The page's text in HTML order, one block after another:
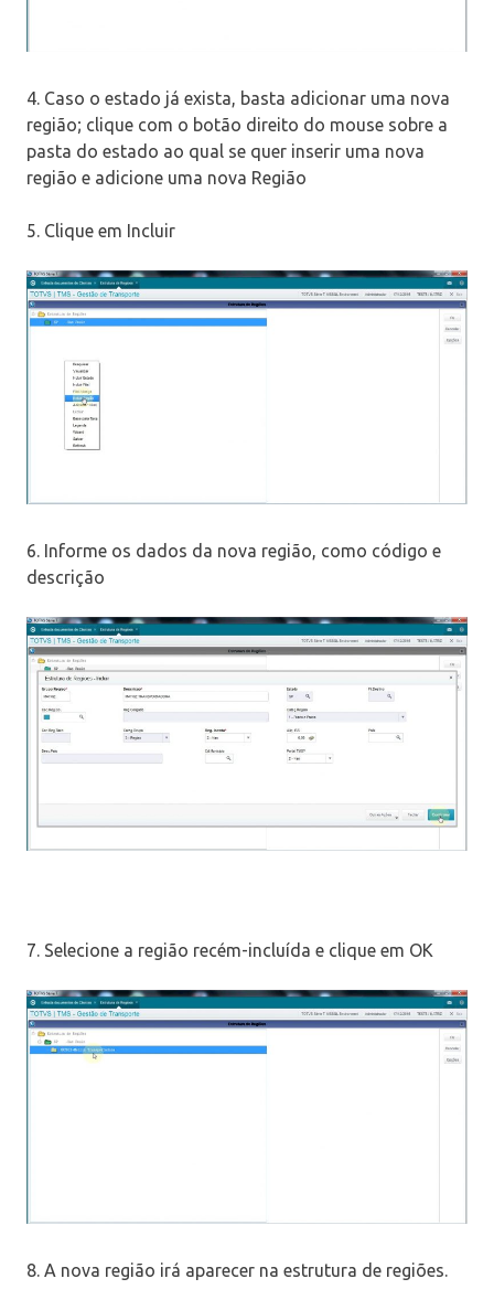
4. Caso o estado já exista, basta adicionar uma nova
região; clique com o botão direito do mouse sobre a
pasta do estado ao qual se quer inserir uma nova
região e adicione uma nova Região
5. Clique em Incluir
6. Informe os dados da nova região, como código e
descrição
7. Selecione a região recém-incluída e clique em OK
8. A nova região irá aparecer na estrutura de regiões.